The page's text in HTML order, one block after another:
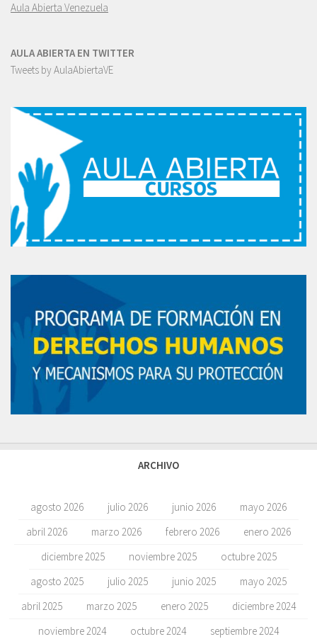
Aula Abierta Venezuela
AULA ABIERTA EN TWITTER
Tweets by AulaAbiertaVE
ARCHIVO
agosto 2026 julio 2026 junio 2026
mayo 2026
abril 2026
marzo 2026 febrero 2026
enero 2026
diciembre 2025
noviembre 2025
octubre 2025
agosto 2025
julio 2025 junio 2025
mayo 2025
abril 2025
marzo 2025 enero 2025
diciembre 2024
noviembre 2024
octubre 2024
septiembre 2024